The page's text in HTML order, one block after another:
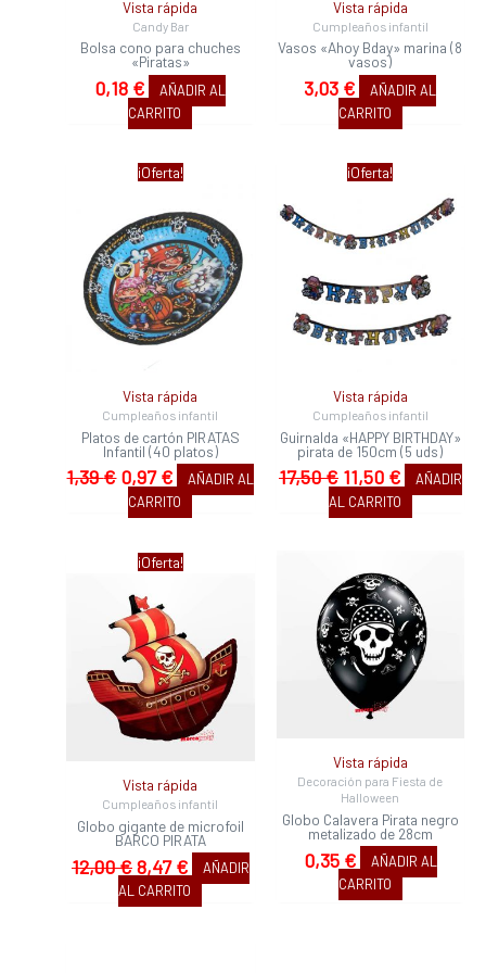
Vista rápida
Candy Bar
Bolsa cono para chuches
«Piratas»
0,18 €
AÑADIR AL
CARRITO
Vista rápida
Cumpleaños infantil
Vasos «Ahoy Bday» marina (8
vasos)
3,03 €
AÑADIR AL
CARRITO
¡Oferta!
Vista rápida
Cumpleaños infantil
Platos de cartón PIRATAS
Infantil (40 platos)
1,39€
original
era:
1,39 €.
0,97€
El
actual
es:
0,97 €.
AÑADIR AL
CARRITO
¡Oferta!
Vista rápida
Cumpleaños infantil
Guirnalda «HAPPY BIRTHDAY»
pirata de 150cm (5 uds)
17,50€
El
original
era:
11,50 €
precio
actual
es:
11,50 €.
AÑADIR
AL CARRITO
¡Oferta!
Vista rápida
Cumpleaños infantil
Globo gigante de microfoil
BARCO PIRATA
12,00€
El
original
era:
12,00 €.
8,47€
es:
8,47 €.
AÑADIR
AL CARRITO
Vista rápida
Decoración para Fiesta de
Halloween
Globo Calavera Pirata negro
metalizado de 28cm
0,35 €
AÑADIR AL
CARRITO